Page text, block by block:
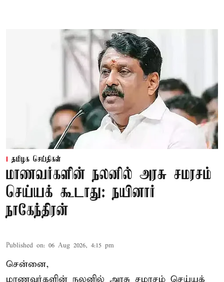
தமிழக செய்திகள்
மாணவர்களின் நலனில் அரசு சமரசம்
செய்யக் கூடாது: நயினார்
நாகேந்திரன்
Published on: 06 Aug 2026, 4:15 pm
சென்னை,
மாணவர்களின் நலனில் அரசு சமரசம் செய்யக்